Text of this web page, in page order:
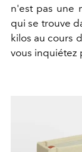
n'est pas une
qui se trouve
kilos au cours
vous inquiétez